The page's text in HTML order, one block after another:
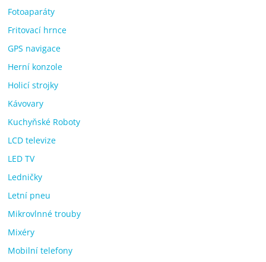
Fotoaparáty
Fritovací hrnce
GPS navigace
Herní konzole
Holicí strojky
Kávovary
Kuchyňské Roboty
LCD televize
LED TV
Ledničky
Letní pneu
Mikrovlnné trouby
Mixéry
Mobilní telefony